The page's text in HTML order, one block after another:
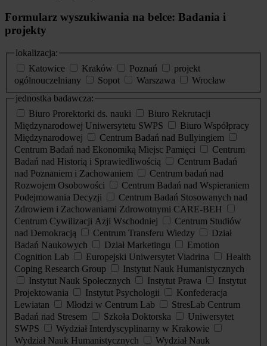
Formularz wyszukiwania na belce: Badania i
projekty
lokalizacja:
Katowice
Kraków Poznań
projekt
ogólnouczelniany
Sopot Warszawa
Wrocław
jednostka badawcza:
Biuro Prorektorki ds. nauki
Biuro Rekrutacji
Międzynarodowej Uniwersytetu SWPS
Biuro Współpracy
Międzynarodowej
Centrum Badań nad Bullyingiem
Centrum Badań nad Ekonomiką Miejsc Pamięci
Centrum
Badań nad Historią i Sprawiedliwością
Centrum Badań
nad Poznaniem i Zachowaniem
Centrum badań nad
Rozwojem Osobowości
Centrum Badań nad Wspieraniem
Podejmowania Decyzji
Centrum Badań Stosowanych nad
Zdrowiem i Zachowaniami Zdrowotnymi CARE-BEH
Centrum Cywilizacji Azji Wschodniej
Centrum Studiów
nad Demokracją
Centrum Transferu Wiedzy
Dział
Badań Naukowych
Dział Marketingu
Emotion
Cognition Lab
Europejski Uniwersytet Viadrina
Health
Coping Research Group
Instytut Nauk Humanistycznych
Instytut Nauk Społecznych
Instytut Prawa
Instytut
Projektowania
Instytut Psychologii
Konfederacja
Lewiatan
Młodzi w Centrum Lab
StresLab Centrum
Badań nad Stresem
Szkoła Doktorska
Uniwersytet
SWPS
Wydział Interdyscyplinarny w Krakowie
Wydział Nauk Humanistycznych
Wydział Nauk